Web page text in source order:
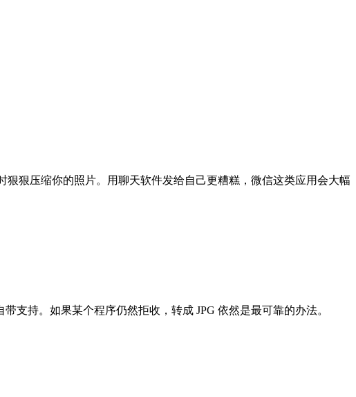
狠压缩你的照片。用聊天软件发给自己更糟糕，微信这类应用会大幅
支持。如果某个程序仍然拒收，转成 JPG 依然是最可靠的办法。